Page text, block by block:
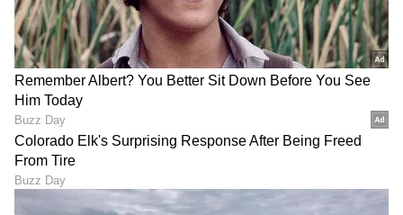
ಒಟ್ಟಾರೆ ನೀವು ಈ ಪುಸ್ತಕದ ಕೊನೆಯ ಅಧ್ಯಾಯವನ್ನು ಓದಿ
ಪುಸ್ತಕ ಮುಚ್ಚಿಡುವ ಹೊತ್ತಿಗೆ ಪ್ರಪಂಚದಾದ್ಯಂತ ಮಹಿಳೆಯರ
ಪಾಡು ಒಂದೇ ಎಂಬ ಕಟುವಾಸ್ತವ ನಿಮ್ಮ ಅರಿವಿಗೆ
ಬಂದಿರುತ್ತದೆ.
(ಆಶಾ ಕೃಷ್ಣಸ್ವಾಮಿ ಬರೆದಿರುವ ಇಂಗ್ಲಿಷ್ ಬರಹದ ಸಂಕ್ಷಿಪ್ತ
ಕನ್ನಡ ರೂಪ: ರಂಜಿತಾ)